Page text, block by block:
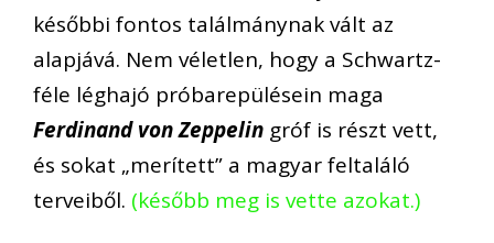
későbbi fontos találmánynak vált az
alapjává. Nem véletlen, hogy a Schwartz-
féle léghajó próbarepülésein maga
Ferdinand von Zeppelin gróf is részt vett,
és sokat „merített” a magyar feltaláló
terveiből. (később meg is vette azokat.)